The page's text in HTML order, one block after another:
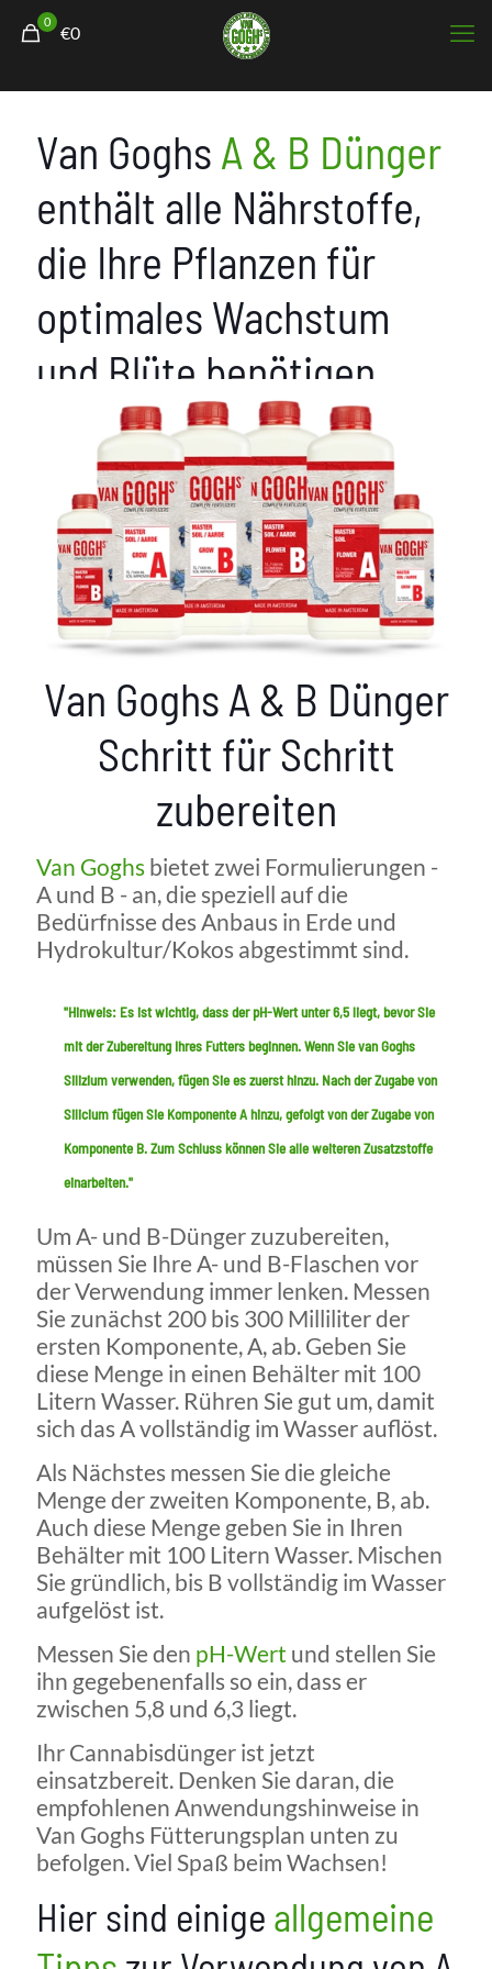
0
€0
Van Goghs A & B Dünger
enthält alle Nährstoffe,
die Ihre Pflanzen für
optimales Wachstum
und Blüte benötigen
Van Goghs A & B Dünger
Schritt für Schritt
zubereiten
Van Goghs bietet zwei Formulierungen -
A und B - an, die speziell auf die
Bedürfnisse des Anbaus in Erde und
Hydrokultur/Kokos abgestimmt sind.
"Hinweis: Es ist wichtig, dass der pH-Wert unter 6,5 liegt, bevor Sie
mit der Zubereitung Ihres Futters beginnen. Wenn Sie van Goghs
Siliziumverwenden, fügen Sie es zuerst hinzu. Nach der Zugabe von
Silicium fügen Sie Komponente A hinzu, gefolgt von der Zugabe von
Komponente B. Zum Schluss können Sie alle weiteren Zusatzstoffe
einarbeiten."
Um A- und B-Dünger zuzubereiten,
müssen Sie Ihre A- und B-Flaschen vor
der Verwendung immer lenken. Messen
Sie zunächst 200 bis 300 Milliliter der
ersten Komponente, A, ab. Geben Sie
diese Menge in einen Behälter mit 100
Litern Wasser. Rühren Sie gut um, damit
sich das A vollständig im Wasser auflöst.
Als Nächstes messen Sie die gleiche
Menge der zweiten Komponente, B, ab.
Auch diese Menge geben Sie in Ihren
Behälter mit 100 Litern Wasser. Mischen
Sie gründlich, bis B vollständig im Wasser
aufgelöst ist.
Messen Sie den pH-Wert und stellen Sie
ihn gegebenenfalls so ein, dass er
zwischen 5,8 und 6,3 liegt.
Ihr Cannabisdünger ist jetzt
einsatzbereit. Denken Sie daran, die
empfohlenen Anwendungshinweise in
Van Goghs Fütterungsplan unten zu
befolgen. Viel Spaß beim Wachsen!
Hier sind einige allgemeine